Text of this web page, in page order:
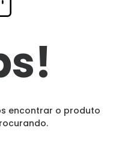
encontrar o produto